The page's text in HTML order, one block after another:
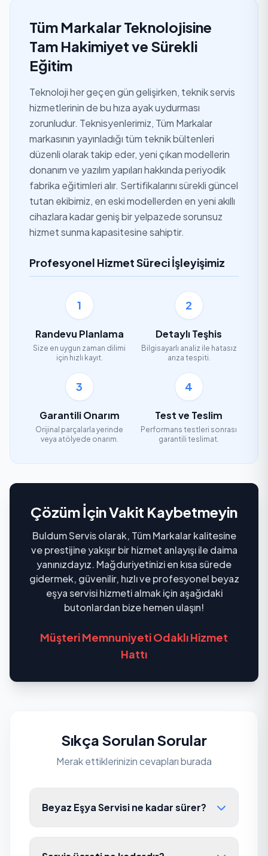
Tüm Markalar Teknolojisine
Tam Hakimiyet ve Sürekli
Eğitim
Teknoloji her geçen gün gelişirken, teknik servis
hizmetlerinin de bu hıza ayak uydurması
zorunludur. Teknisyenlerimiz, Tüm Markalar
markasının yayınladığı tüm teknik bültenleri
düzenli olarak takip eder, yeni çıkan modellerin
donanım ve yazılım yapıları hakkında periyodik
fabrika eğitimleri alır. Sertifikalarını sürekli güncel
tutan ekibimiz, en eski modellerden en yeni akıllı
cihazlara kadar geniş bir yelpazede sorunsuz
hizmet sunma kapasitesine sahiptir.
Profesyonel Hizmet Süreci İşleyişimiz
1
Randevu Planlama
Size en uygun zaman dilimi
için hızlı kayıt.
2
Detaylı Teşhis
Bilgisayarlı analiz ile hatasız
arıza tespiti.
3
Garantili Onarım
Orijinal parçalarla yerinde
veya atölyede onarım.
4
Test ve Teslim
Performans testleri sonrası
garantili teslimat.
Çözüm İçin Vakit Kaybetmeyin
Buldum Servis olarak, Tüm Markalar kalitesine
ve prestijine yakışır bir hizmet anlayışı ile daima
yanınızdayız. Mağduriyetinizi en kısa sürede
gidermek, güvenilir, hızlı ve profesyonel beyaz
eşya servisi hizmeti almak için aşağıdaki
butonlardan bize hemen ulaşın!
Müşteri Memnuniyeti Odaklı Hizmet
Hattı
Sıkça Sorulan Sorular
Merak ettiklerinizin cevapları burada
Beyaz Eşya Servisi ne kadar sürer?